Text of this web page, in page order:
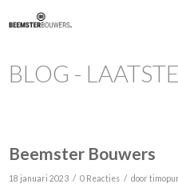
BLOG -
Beemster Bouwers
18 januari 2023 / 0 Reacties / door